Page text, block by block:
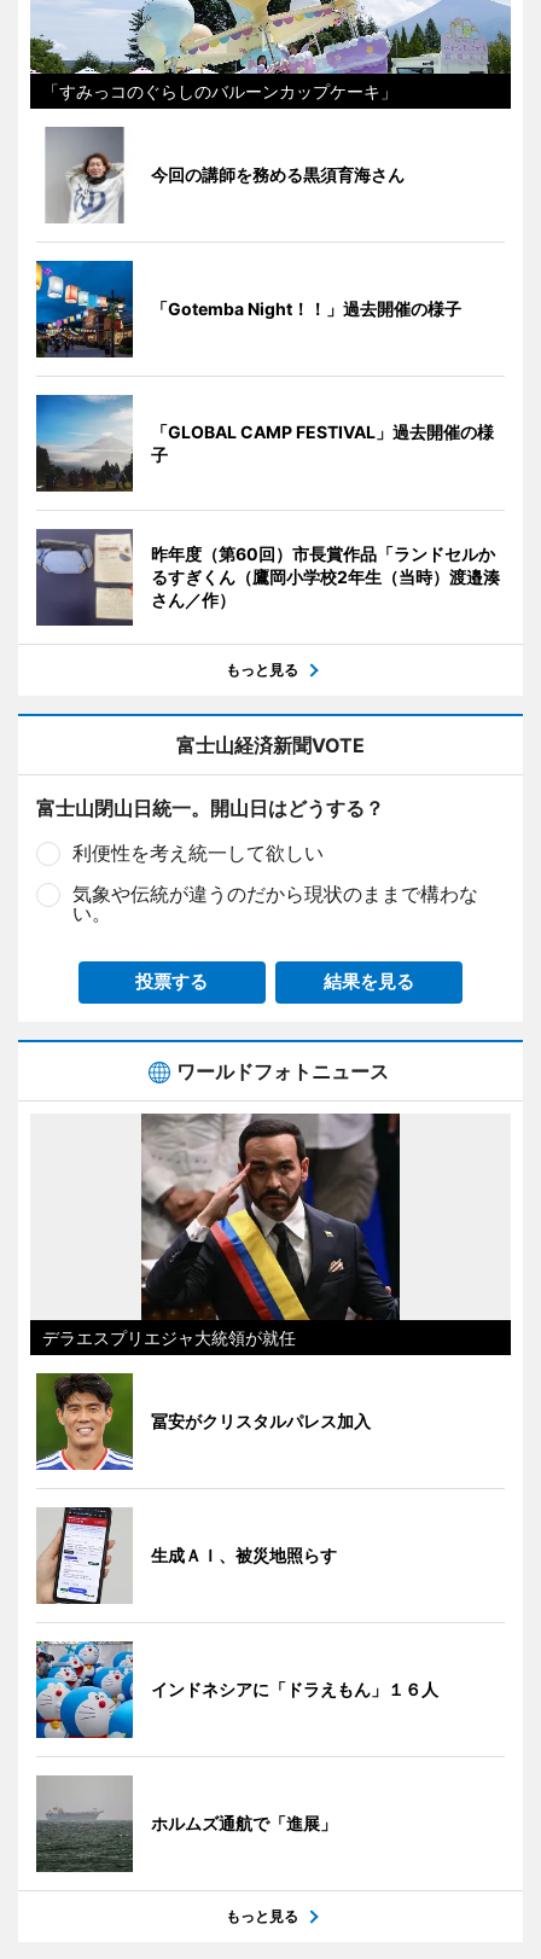
「すみっコのぐらしのバルーンカップケーキ」
今回の講師を務める黒須育海さん
「Gotemba Night！！」過去開催の様子
「GLOBAL CAMP FESTIVAL」過去開催の様
子
昨年度（第60回）市長賞作品「ランドセルか
るすぎくん（鷹岡小学校2年生（当時）渡邉湊
さん／作）
もっと見る
富士山経済新聞VOTE
富士山閉山日統一。開山日はどうする？
利便性を考え統一して欲しい
気象や伝統が違うのだから現状のままで構わな
い。
投票する 結果を見る
ワールドフォトニュース
デラエスプリエジャ大統領が就任
冨安がクリスタルパレス加入
生成ＡＩ、被災地照らす
インドネシアに「ドラえもん」１６人
ホルムズ通航で「進展」
もっと見る